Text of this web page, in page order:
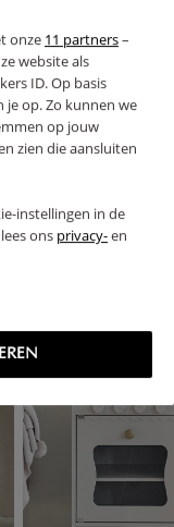
onze 11 partners–
website als
ID. Op basis
je op. Zo kunnen we
op jouw
zien die aansluiten
instellingen in de
ons privacy-en